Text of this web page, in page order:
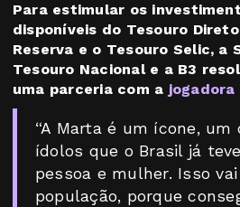
Para estimular os
disponíveis do Tesouro
Reserva e o Tesouro Selic, a
Tesouro Nacional e a B3
uma parceria com a
“A Marta é um ícone, um
ídolos que o Brasil já
pessoa e mulher. Isso
população, porque